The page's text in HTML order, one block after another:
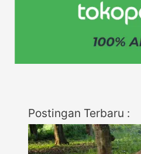
Postingan Terbaru :